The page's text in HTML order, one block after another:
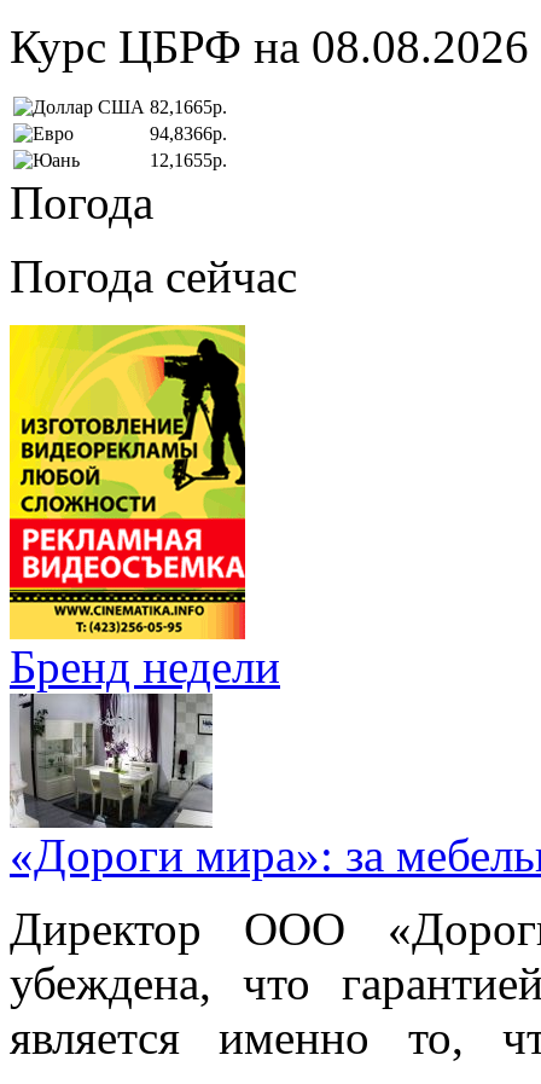
Курс ЦБРФ на 08.08.2026
82,1665р.
94,8366р.
12,1655р.
Погода
Погода сейчас
Бренд недели
«Дороги мира»: за
Директор ООО
убеждена, что
является именно то,